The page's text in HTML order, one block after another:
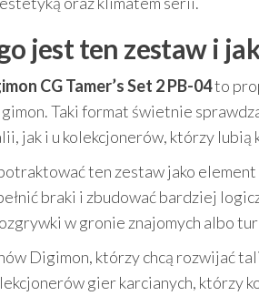
jest ten zestaw i
CG Tamer’s Set 2 PB-04to
Taki format świetnie
jak i u kolekcjonerów, którzy
ten zestaw jako element
braki i zbudować bardziej
w gronie znajomych albo
Digimon, którzy chcą rozwijać
gier karcianych, którzy